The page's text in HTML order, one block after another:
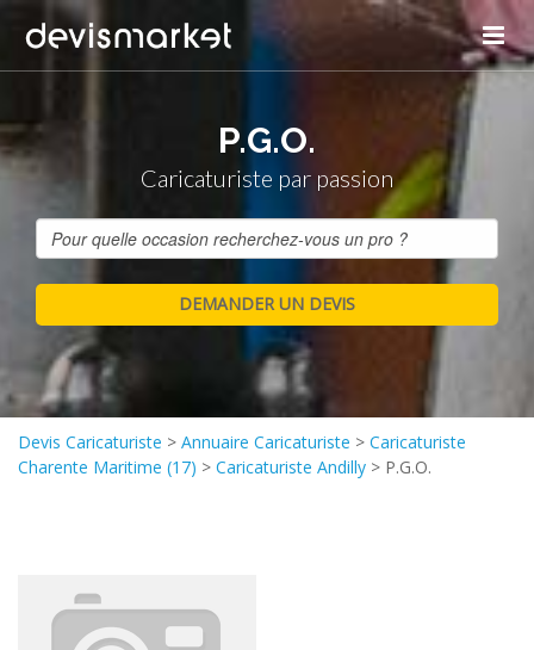
P.G.O.
Caricaturiste par passion
Devis Caricaturiste > Annuaire Caricaturiste > Caricaturiste
Charente Maritime (17) > Caricaturiste Andilly > P.G.O.